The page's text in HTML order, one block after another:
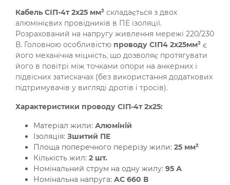
Кабель СІП-4т 2х25 мм² складається з двох
алюмінієвих провідників в ПЕ ізоляції.
Розрахований на напругу живлення мережі 220/230
В. Головною особливістю проводу СІП4 2х25мм² є
його механічна міцність, що дозволяє протягувати
його в повітрі між точками опори на анкерних і
підвісних затискачах (без використання додаткових
підтримувачів у вигляді дротів і тросів).
Характеристики проводу СІП-4т 2х25:
Матеріал жили: Алюміній
Ізоляція: Зшитий ПЕ
Площа поперечного перерізу жили: 25 мм²
Кількість жил: 2 шт.
Номінальний струм на одну жилу: 95 А
Номінальна напруга: AC 660 В